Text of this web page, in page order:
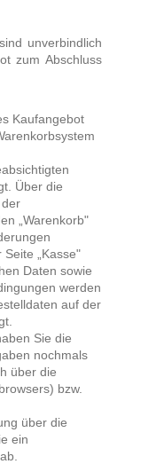
unverbindlich
zum Abschluss
Kaufangebot
Über die
„Warenkorb"
„Kasse"
Daten sowie
werden
auf der
Sie die
nochmals
über die
bzw.
über die
ein